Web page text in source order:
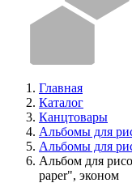
Главная
Каталог
Канцтовары
Альбомы для
Альбомы для
Альбом для
paper", эконом